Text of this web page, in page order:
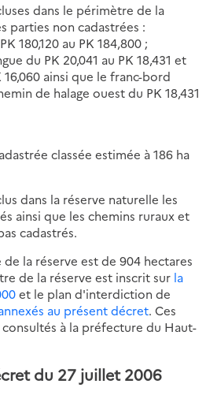
dans le périmètre de la
parties non cadastrées :
180,120 au PK 184,800 ;
du PK 20,041 au PK 18,431 et
16,060 ainsi que le franc-bord
de halage ouest du PK 18,431
classée estimée à 186 ha
dans la réserve naturelle les
ainsi que les chemins ruraux et
cadastrés.
la réserve est de 904 hectares
de la réserve est inscrit sur la
et le plan d'interdiction de
au présent décret. Ces
à la préfecture du Haut-
du 27 juillet 2006